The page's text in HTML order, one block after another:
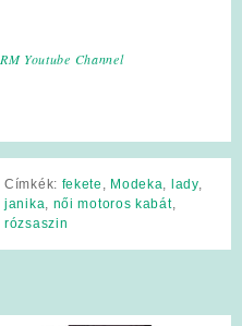
RM Youtube Channel
Címkék: fekete , Modeka, lady,
janika, női motoros kabát,
rózsaszin